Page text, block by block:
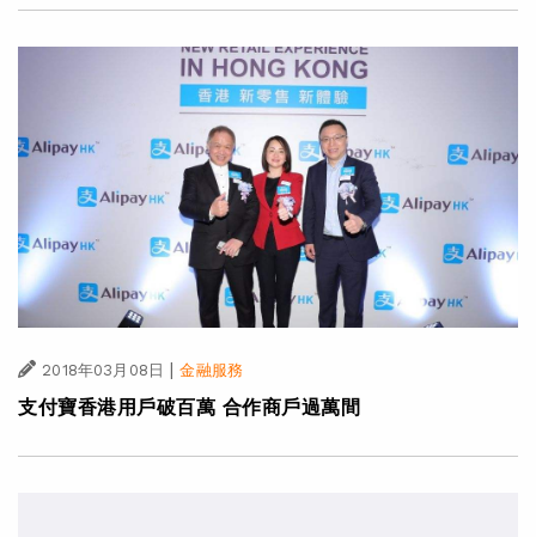
2018年03月08日 | 金融服務
支付寶香港用戶破百萬 合作商戶過萬間